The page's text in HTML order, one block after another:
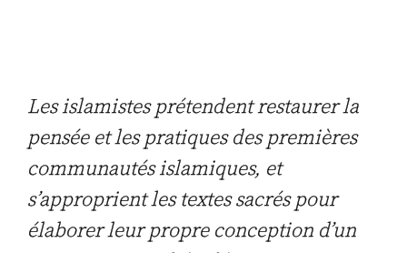
Les islamistes prétendent restaurer la
pensée et les pratiques des premières
communautés islamiques, et
s’approprient les textes sacrés pour
élaborer leur propre conception d’un